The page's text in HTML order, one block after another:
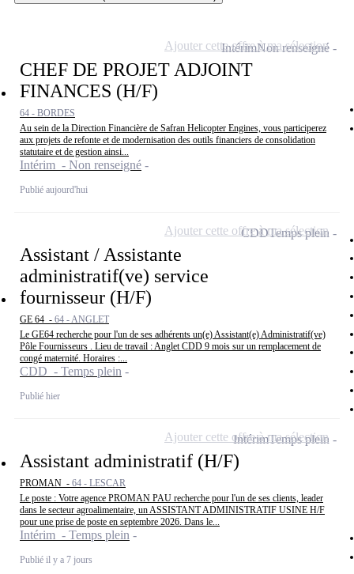
CHEF DE PROJET ADJOINT
FINANCES (H/F)
64 - BORDES
Au sein de la Direction Financière de Safran Helicopter Engines, vous participerez
aux projets de refonte et de modernisation des outils financiers de consolidation
statutaire et de gestion ainsi...
Intérim - Non renseigné
Publié aujourd'hui
IntérimNon renseigné
Ajouter cette offre à ma sélection
Assistant / Assistante
administratif(ve) service
fournisseur (H/F)
GE 64 - 64 - ANGLET
Le GE64 recherche pour l'un de ses adhérents un(e) Assistant(e) Administratif(ve)
Pôle Fournisseurs . Lieu de travail : Anglet CDD 9 mois sur un remplacement de
congé maternité. Horaires :...
CDD - Temps plein
Publié hier
CDDTemps plein
Ajouter cette offre à ma sélection
Assistant administratif (H/F)
PROMAN - 64 - LESCAR
Le poste : Votre agence PROMAN PAU recherche pour l'un de ses clients, leader
dans le secteur agroalimentaire, un ASSISTANT ADMINISTRATIF USINE H/F
pour une prise de poste en septembre 2026. Dans le...
Intérim - Temps plein
Publié il y a 7 jours
IntérimTemps plein
Ajouter cette offre à ma sélection